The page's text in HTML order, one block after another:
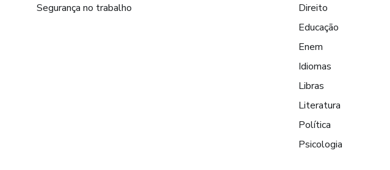
Segurança no trabalho
Direito
Educação
Enem
Idiomas
Libras
Literatura
Política
Psicologia